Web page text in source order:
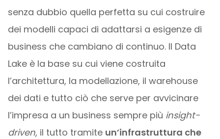
senza dubbio quella perfetta su cui costruire
dei modelli capaci di adattarsi a esigenze di
business che cambiano di continuo. Il Data
Lake è la base su cui viene costruita
l’architettura, la modellazione, il warehouse
dei dati e tutto ciò che serve per avvicinare
l’impresa a un business sempre più insight-
driven, il tutto tramite un’infrastruttura che